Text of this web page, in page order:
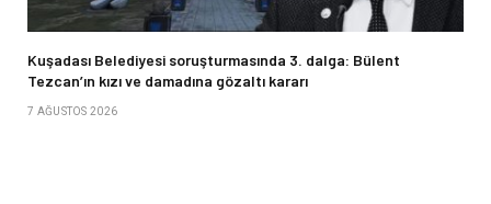
Kuşadası Belediyesi soruşturmasında 3. dalga: Bülent
Tezcan’ın kızı ve damadına gözaltı kararı
7 AĞUSTOS 2026